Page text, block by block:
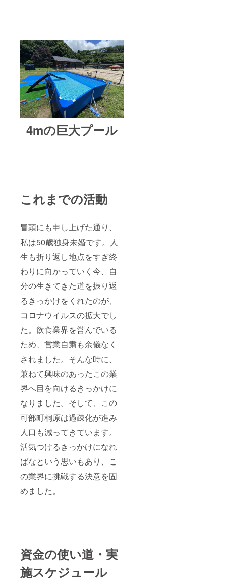
4mの巨大プール
これまでの活動
冒頭にも申し上げた通り、
私は50歳独身未婚です。人
生も折り返し地点をすぎ終
わりに向かっていく今、自
分の生きてきた道を振り返
るきっかけをくれたのが、
コロナウイルスの拡大でし
た。飲食業界を営んでいる
ため、営業自粛も余儀なく
されました。そんな時に、
兼ねて興味のあったこの業
界へ目を向けるきっかけに
なりました。そして、この
可部町桐原は過疎化が進み
人口も減ってきています。
活気つけるきっかけになれ
ばなという思いもあり、こ
の業界に挑戦する決意を固
めました。
資金の使い道・実
施スケジュール